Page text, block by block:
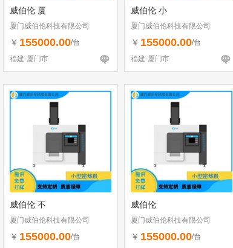
威伯伦 厦
厦门威伯伦科技有限公司
￥ 155000.00/台
福建-厦门市
威伯伦 小
厦门威伯伦科技有限公司
￥ 155000.00/台
福建-厦门市
威伯伦 不
厦门威伯伦科技有限公司
￥ 155000.00/台
威伯伦
厦门威伯伦科技有限公司
￥ 155000.00/台